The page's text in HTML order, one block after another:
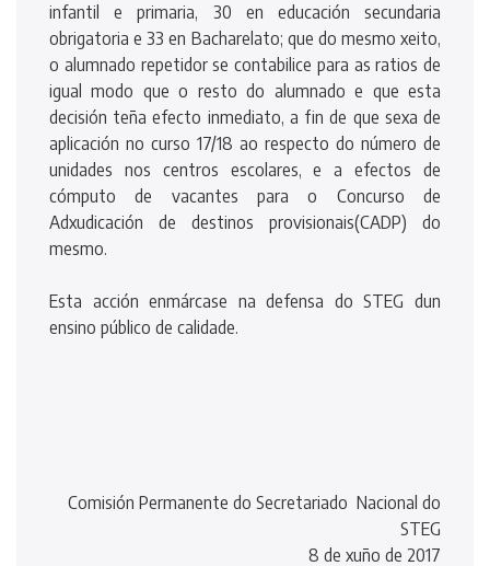
infantil e primaria, 30 en educación secundaria
obrigatoria e 33 en Bacharelato; que do mesmo xeito,
o alumnado repetidor se contabilice para as ratios de
igual modo que o resto do alumnado e que esta
decisión teña efecto inmediato, a fin de que sexa de
aplicación no curso 17/18 ao respecto do número de
unidades nos centros escolares, e a efectos de
cómputo de vacantes para o Concurso de
Adxudicación de destinos provisionais(CADP) do
mesmo.
Esta acción enmárcase na defensa do STEG dun
ensino público de calidade.
Comisión Permanente do Secretariado Nacional do
STEG
8 de xuño de 2017